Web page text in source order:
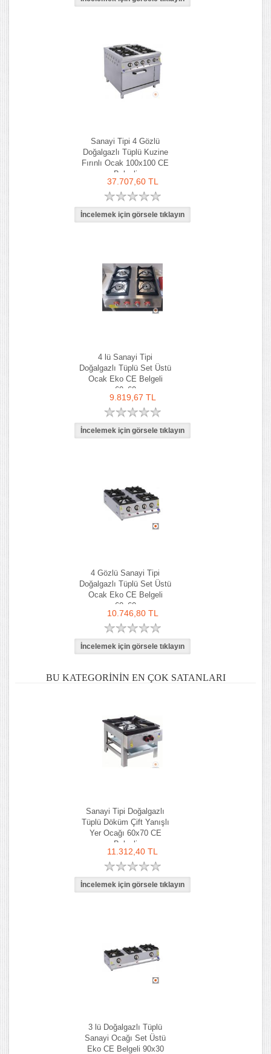
Sanayi Tipi 4 Gözlü
Doğalgazlı Tüplü Kuzine
Fırınlı Ocak 100x100 CE
Belgeli
37.707,60 TL
4 lü Sanayi Tipi
Doğalgazlı Tüplü Set Üstü
Ocak Eko CE Belgeli
60x60
9.819,67 TL
4 Gözlü Sanayi Tipi
Doğalgazlı Tüplü Set Üstü
Ocak Eko CE Belgeli
60x60
10.746,80 TL
BU KATEGORININ EN ÇOK SATANLARI
Sanayi Tipi Doğalgazlı
Tüplü Döküm Çift Yanışlı
Yer Ocağı 60x70 CE
Belgeli
11.312,40 TL
3 lü Doğalgazlı Tüplü
Sanayi Ocağı Set Üstü
Eko CE Belgeli 90x30